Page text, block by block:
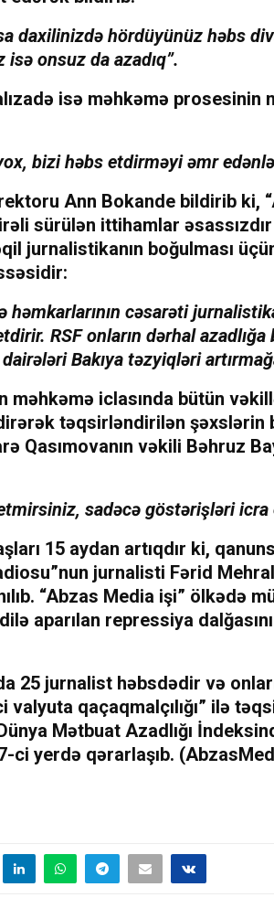
daxilinizdə hördüyünüz həbs
isə onsuz da azadıq”.
isə məhkəmə prosesinin
bizi həbs etdirməyi əmr
Ann Bokande bildirib ki,
sürülən ittihamlar
jurnalistikanın boğulması
həmkarlarının cəsarəti
RSF onların dərhal azadlığa
Bakıya təzyiqləri
məhkəmə iclasında bütün
təqsirləndirilən şəxslərin
Qasımovanın vəkili Bəhruz
sadəcə göstərişləri icra
15 aydan artıqdır ki,
jurnalisti Fərid
“Abzas Media işi” ölkədə
aparılan repressiya
25 jurnalist həbsdədir və
valyuta qaçaqmalçılığı” ilə
Mətbuat Azadlığı
ci yerdə qərarlaşıb.